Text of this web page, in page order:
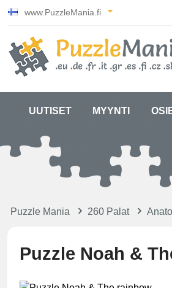
www.PuzzleMania.fi
UUTISET MYYNTI
Puzzle Mania 260 Palat
Puzzle Noah &